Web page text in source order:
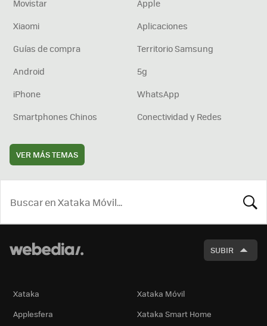
Movistar
Apple
Xiaomi
Aplicaciones
Guías de compra
Territorio Samsung
Android
5g
iPhone
WhatsApp
Smartphones Chinos
Conectividad y Redes
VER MÁS TEMAS
SUBIR
Xataka
Xataka Móvil
Applesfera
Xataka Smart Home